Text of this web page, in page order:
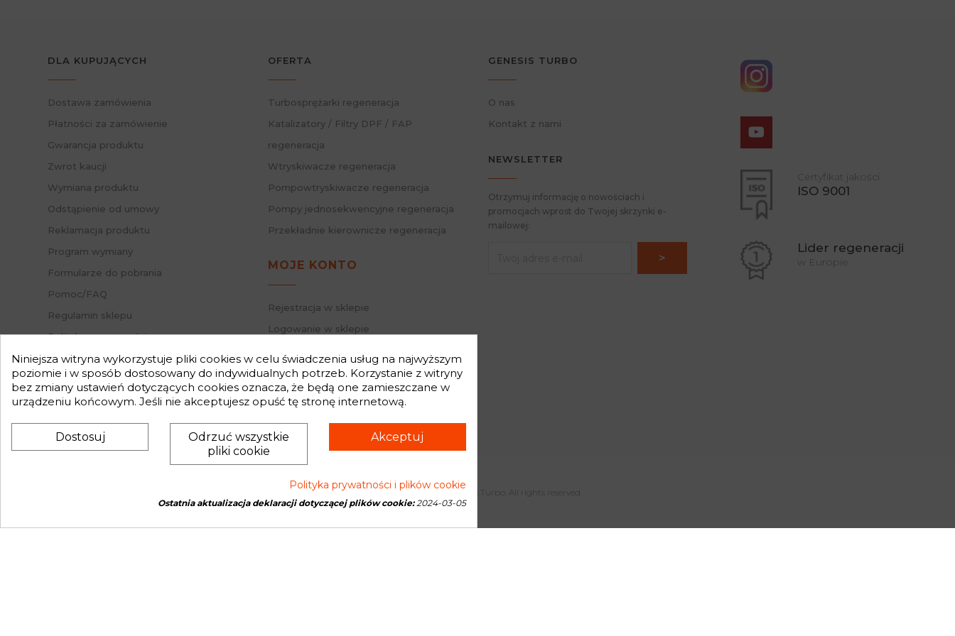
DLA KUPUJĄCYCH
Dostawa zamówienia
Płatności za zamówienie
Gwarancja produktu
Zwrot kaucji
Wymiana produktu
Odstąpienie od umowy
Reklamacja produktu
Program wymiany
Formularze do pobrania
Pomoc/FAQ
Regulamin sklepu
Polityka prywatności
Mapa strony
Nasz Blog
Słownik pojęć
Zwroty
OFERTA
Turbosprężarki regeneracja
Katalizatory / Filtry DPF / FAP
regeneracja
Wtryskiwacze regeneracja
Pompowtryskiwacze regeneracja
Pompy jednosekwencyjne regeneracja
Przekładnie kierownicze regeneracja
MOJE KONTO
Rejestracja w sklepie
Logowanie w sklepie
Status zamówienia
GENESIS TURBO
O nas
Kontakt z nami
NEWSLETTER
Otrzymuj informację o nowościach i
promocjach wprost do Twojej skrzynki e-
mailowej:
Certyfikat jakości
ISO 9001
Lider regeneracji
w Europie
Copyright © 2026 Genesis Turbo. All rights reserved
Niniejsza witryna wykorzystuje pliki cookies w celu świadczenia usług na najwyższym
poziomie i w sposób dostosowany do indywidualnych potrzeb. Korzystanie z witryny
bez zmiany ustawień dotyczących cookies oznacza, że będą one zamieszczane w
urządzeniu końcowym. Jeśli nie akceptujesz opuść tę stronę internetową.
Akceptuj
Odrzuć wszystkie
pliki cookie
Dostosuj
Polityka prywatności i plików cookie
Ostatnia aktualizacja deklaracji dotyczącej plików cookie:2024-03-05